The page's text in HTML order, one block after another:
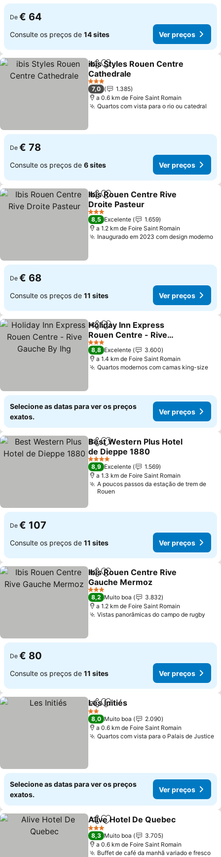
De € 64
Consulte os preços de 14 sites Ver preços
PartilharAdicionar aos favoritos
ibis Styles Rouen Centre
Cathedrale
3 Estrelas
7,0
1.385
a 0.6 km de Foire Saint Romain
Quartos com vista para o rio ou catedral
De € 78
Consulte os preços de 6 sites Ver preços
PartilharAdicionar aos favoritos
Ibis Rouen Centre Rive
Droite Pasteur
3 Estrelas
8,5 Excelente
1.659
a 1.2 km de Foire Saint Romain
Inaugurado em 2023 com design moderno
De € 68
Consulte os preços de 11 sites Ver preços
PartilharAdicionar aos favoritos
Holiday Inn Express
Rouen Centre - Rive
Gauche By Ihg
3 Estrelas
8,8 Excelente
3.600
a 1.4 km de Foire Saint Romain
Quartos modernos com camas king-size
Selecione as datas para ver os preços
exatos.
Ver preços
PartilharAdicionar aos favoritos
Best Western Plus Hotel
de Dieppe 1880
4 Estrelas
8,9 Excelente
1.569
a 1.3 km de Foire Saint Romain
A poucos passos da estação de trem de
Rouen
De € 107
Consulte os preços de 11 sites Ver preços
PartilharAdicionar aos favoritos
Ibis Rouen Centre Rive
Gauche Mermoz
3 Estrelas
8,2 Muito boa
3.832
a 1.2 km de Foire Saint Romain
Vistas panorâmicas do campo de rugby
De € 80
Consulte os preços de 11 sites Ver preços
PartilharAdicionar aos favoritos
Les Initiés
2 Estrelas
8,0 Muito boa
2.090
a 0.6 km de Foire Saint Romain
Quartos com vista para o Palais de Justice
Selecione as datas para ver os preços
exatos.
Ver preços
PartilharAdicionar aos favoritos
Alive Hotel De Quebec
3 Estrelas
8,3 Muito boa
3.705
a 0.6 km de Foire Saint Romain
Buffet de café da manhã variado e fresco